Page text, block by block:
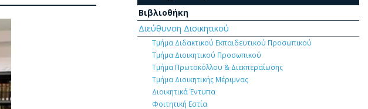
Βιβλιοθήκη
Διεύθυνση Διοικητικού
Τμήμα Διδακτικού Εκπαιδευτικού Προσωπικού
Τμήμα Διοικητικού Προσωπικού
Τμήμα Πρωτοκόλλου & Διεκπεραίωσης
Τμήμα Διοικητικής Μέριμνας
Διοικητικά Έντυπα
Φοιτητική Εστία